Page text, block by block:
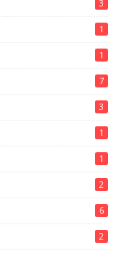
3
1
1
7
3
1
1
2
6
2